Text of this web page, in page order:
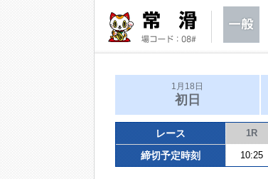
1月18日
初日
レース 1R
締切予定時刻 10:25